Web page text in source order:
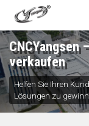
CNCYangsen
verkaufen
Helfen Sie Ihren
Lösungen zu